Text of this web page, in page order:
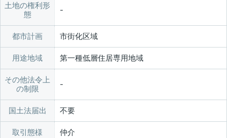
土地の権利形
態
都市計画 市街化区域
用途地域 第一種低層住居専用地域
その他法令上
の制限
国土法届出 不要
取引態様 仲介